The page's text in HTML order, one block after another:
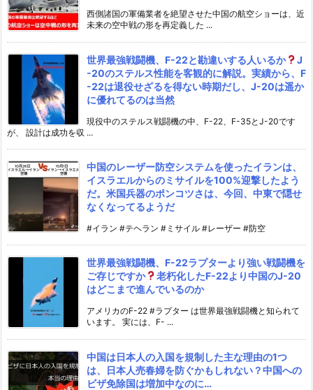
西側諸国の軍備業者を絶望させた中国の航空ショーは、近
未来の空中戦の形を再定義した ...
世界最強戦闘機、F-22と勘違いする人いるか
J
-20のステルス性能を客観的に解説。実績から、F
-22は退役せざるを得ない時期だし、J-20は遥か
に優れてるのは当然
現役中のステルス戦闘機の中、F-22、F-35とJ-20です
が、 設計は成功を収 ...
中国のレーザー防空システムを使ったイランは、
イスラエルからのミサイルを100%迎撃したよう
だ。米国兵器のポンコツさは、今回、中東で隠せ
なくなってるようだ
#イラン #テヘラン #ミサイル #レーザー #防空
世界最強戦闘機、F-22ラプターより強い戦闘機を
ご存じですか
老朽化したF-22より中国のJ-20
はどこまで進んでいるのか
アメリカのF-22 #ラプター は世界最強戦闘機と知られて
います。 実には、F- ...
中国は日本人の入国を規制した主な理由の1つ
は、日本人売春婦を防ぐかもしれない？中国への
ビザ免除国は増加中なのに…